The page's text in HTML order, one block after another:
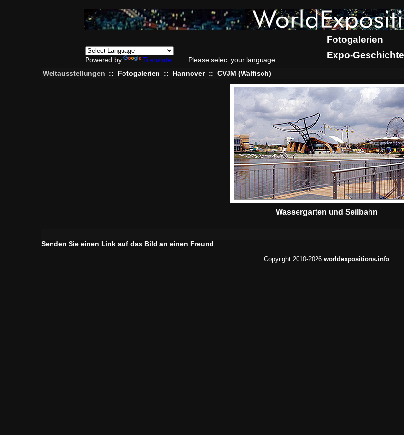
Powered by Translate Please select your language
Fotogalerien
Expo-Geschichte
Weltausstellungen :: Fotogalerien :: Hannover :: CVJM (Walfisch)
Wassergarten und Seilbahn
Senden Sie einen Link auf das Bild an einen Freund
Copyright 2010-2026 worldexpositions.info